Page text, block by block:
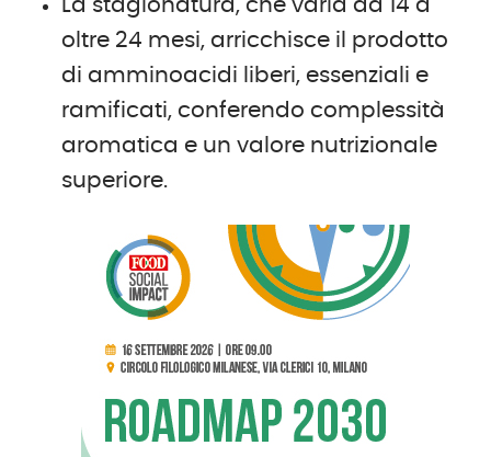
La stagionatura, che varia da 14 a
oltre 24 mesi, arricchisce il prodotto
di amminoacidi liberi, essenziali e
ramificati, conferendo complessità
aromatica e un valore nutrizionale
superiore.